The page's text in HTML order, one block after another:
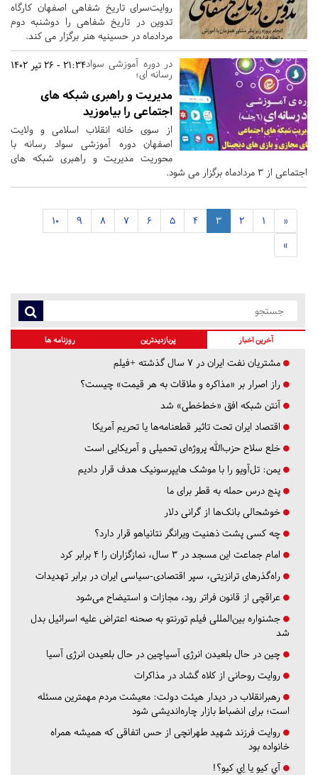
روایت‌سرای تاریخ شفاهی اصفهان کارگاه
تدوین در تاریخ شفاهی را دوشنبه دوم
مردادماه در حسینیه هنر برگزار می کند.
21:34 - 26 تیر 1402در دوره آموزشی سواد
رسانه ای؛
مدیریت و راهبری شبکه های
اجتماعی را بیاموزید
از سوی خانه انقلاب اسلامی و ولایت
اصفهان دوره آموزشی سواد رسانه با
محوریت مدیریت و راهبری شبکه های
اجتماعی از 3 مردادماه برگزار می شود.
«
1
2
3
4
5
6
7
8
9
10
»
آخرین اخبار پربازدیدترین روزنامه ها
مشتریان نفت ایران در ۷ سال گذشته +فیلم
راز اصرار بر «مذاکره و ملاقات به هر قیمت» چیست؟
آنتن شبکه افق «خط‌خطی» شد
اقتصاد ایران تحت تاثیر قطعنامه‌ها یا تحریم‌ آمریکا
خلع سلاح حزب‌الله پروژه‌ای تحمیلی و آمریکایی است
یمن: تل‌آویو را با موشک هایپرسونیک هدف قرار دادیم
پنج درس‌ حمله به قطر برای ما
خوشحالی بانک‌ها از گرانی دلار
چه کسی پشت ذهنیت ویرانگر نتانیاهو قرار دارد؟
امام جماعت این مسجد در ۳ سال، نمازگزاران را ۴ برابر کرد
راه‌گذرهای ترانزیتی، سپر اقتصادی-سیاسی ایران در برابر تهدیدات
عراقچی از قانون فراتر رود، مجازات و استیضاح می‌شود
جشنواره بین‌المللی فیلم تورنتو به صحنه اعتراض علیه اسرائیل بدل
شد
چین در حال بلعیدن انرژی آسیاچین در حال بلعیدن انرژی آسیا
روایت روحانی از کلاه گشاد در مذاکرات
رهبرانقلاب در دیدار هیئت دولت: معیشت مردم مهمترین مسئله
است؛ برای انضباط بازار چاره‌اندیشی شود
روایت فرزند شهید طهرانچی از حس اتفاقی که همیشه همراه
خانواده بود
آي كيو يا اِي كيو؟!